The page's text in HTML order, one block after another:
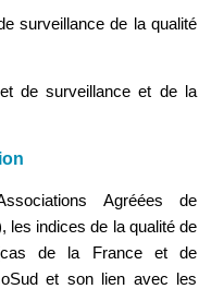
surveillance de la qualité
de surveillance et de la
Agréées de
les indices de la qualité de
(cas de la France et de
et son lien avec les